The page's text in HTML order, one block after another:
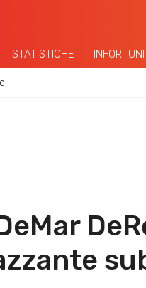
STATISTICHE INFORTUNI